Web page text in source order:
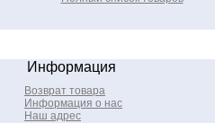
Информация
Возврат товара
Информация о нас
Наш адрес